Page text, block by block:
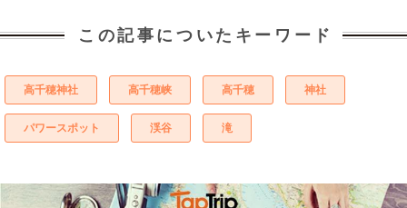
この記事についたキーワード
高千穂神社 高千穂峡 高千穂 神社
パワースポット 渓谷 滝